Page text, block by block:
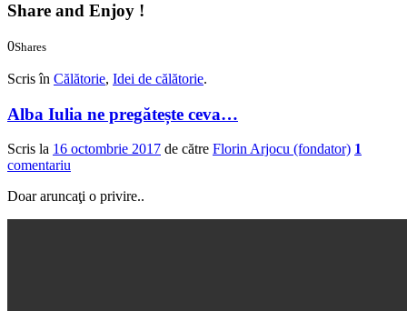
Share and Enjoy !
0Shares
Scris în Călătorie, Idei de călătorie.
Alba Iulia ne pregătește ceva…
Scris la 16 octombrie 2017 de către Florin Arjocu (fondator) 1
comentariu
Doar aruncaţi o privire..